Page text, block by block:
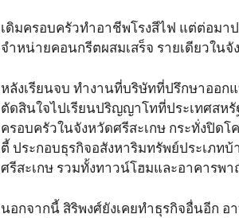
เดิมครอบครัวทำอาชีพโรงสีไฟ แต่ต่อมา
จำหน่ายคอนกรีตผสมเสร็จ รายเดียวในจั
หลังเรียนจบ ทำงานที่บริษัทที่ปรึกษาออ
ตัดสินใจไปเรียนปริญญาโทที่ประเทศสห
ครอบครัวในจังหวัดศรีสะเกษ กระทั่งปิดโ
ตี้ ประกอบธุรกิจอสังหาริมทรัพย์ประเภท
ศรีสะเกษ รวมทั้งทาวน์โฮมและอาคาร
นอกจากนี้ สิริพงศ์ยังเคยทำธุรกิจอื่นอีก อ